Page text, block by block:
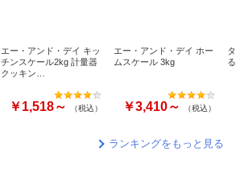
エー・アンド・デイ キッ
チンスケール2kg 計量器
クッキン…
￥1,518～ （税込）
エー・アンド・デイ ホー
ムスケール 3kg
￥3,410～ （税込）
ランキングをもっと見る